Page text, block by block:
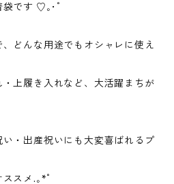
袋です ♡｡･ﾟ
どんな用途でもオシャレに使え
上履き入れなど、大活躍まちが
・出産祝いにも大変喜ばれるプ
スメ.｡*ﾟ